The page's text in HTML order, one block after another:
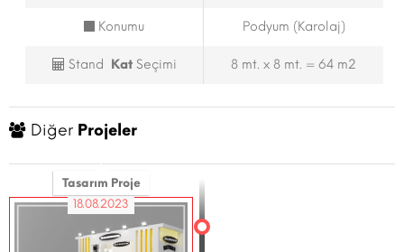
Konumu Podyum (Karolaj)
Stand KatSeçimi 8 mt. x 8 mt. = 64 m2
Diğer Projeler
Tasarım Proje
18.08.2023